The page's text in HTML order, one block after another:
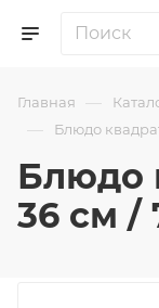
Главная —
— Блюдо
Блюдо
36 см /